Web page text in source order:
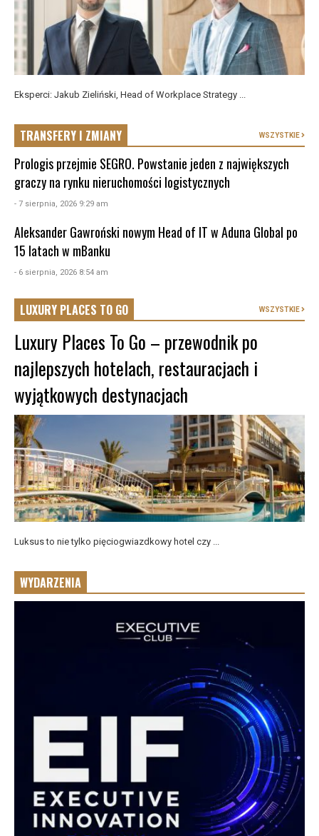
Eksperci: Jakub Zieliński, Head of Workplace Strategy ...
TRANSFERY I ZMIANY WSZYSTKIE
Prologis przejmie SEGRO. Powstanie jeden z największych
graczy na rynku nieruchomości logistycznych
- 7 sierpnia, 2026 9:29 am
Aleksander Gawroński nowym Head of IT w Aduna Global po
15 latach w mBanku
- 6 sierpnia, 2026 8:54 am
LUXURY PLACES TO GO WSZYSTKIE
Luxury Places To Go – przewodnik po
najlepszych hotelach, restauracjach i
wyjątkowych destynacjach
Luksus to nie tylko pięciogwiazdkowy hotel czy ...
WYDARZENIA